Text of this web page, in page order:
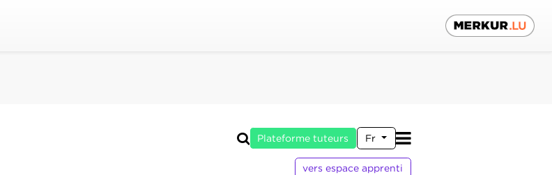
Plateforme tuteurs Fr
vers espace apprenti